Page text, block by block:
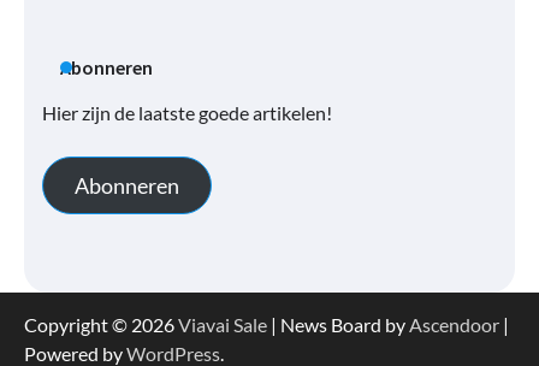
Abonneren
Hier zijn de laatste goede artikelen!
Abonneren
Copyright © 2026Viavai Sale | News Board by Ascendoor |
Powered byWordPress